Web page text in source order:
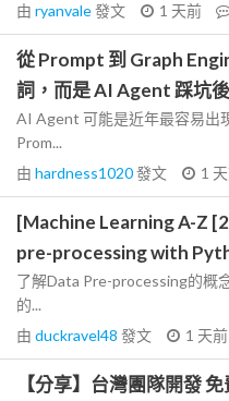
由 ryanvale發文 1 天前
從 Prompt 到 Graph
詞，而是 AI Agent 踩坑
AI Agent 可能是近年最容易出
Prom...
由 hardness1020發文 1
[Machine Learning A-Z
pre-processing with
了解Data Pre-processing的概
的...
由 duckravel48 發文 1 天前
【分享】台灣團隊開發